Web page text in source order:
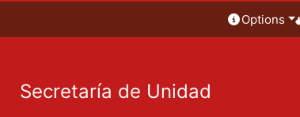
Options
Secretaría de Unidad